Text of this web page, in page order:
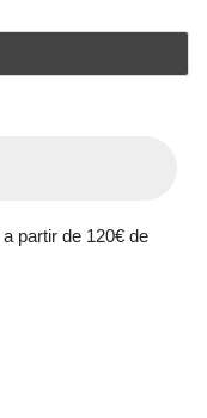
partir de 120€ de